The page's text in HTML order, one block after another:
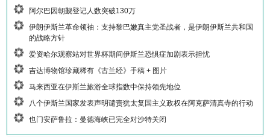
阿尔巴因朝觐登记人数突破130万
伊朗伊斯兰革命领袖：支持黎巴嫩真主党圣战者，是伊朗伊斯兰共和国
的战略方针
爱资哈尔观察站对世界杯期间伊斯兰恐惧症加剧表示担忧
吉达博物馆珍藏稀有《古兰经》手稿 + 图片
马来西亚在伊斯兰旅游全球指数中保持领先地位
八个伊斯兰国家发表声明谴责犹太复国主义政权在阿克萨清真寺的行动
也门安萨鲁拉：曼德海峡已完全对沙特关闭